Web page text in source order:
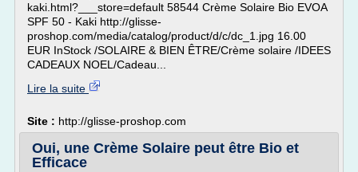
kaki.html?___store=default 58544 Crème Solaire Bio EVOA
SPF 50 - Kaki http://glisse-
proshop.com/media/catalog/product/d/c/dc_1.jpg 16.00
EUR InStock /SOLAIRE & BIEN ÊTRE/Crème solaire /IDEES
CADEAUX NOEL/Cadeau...
Lire la suite
Site : http://glisse-proshop.com
Oui, une Crème Solaire peut être Bio et
Efficace